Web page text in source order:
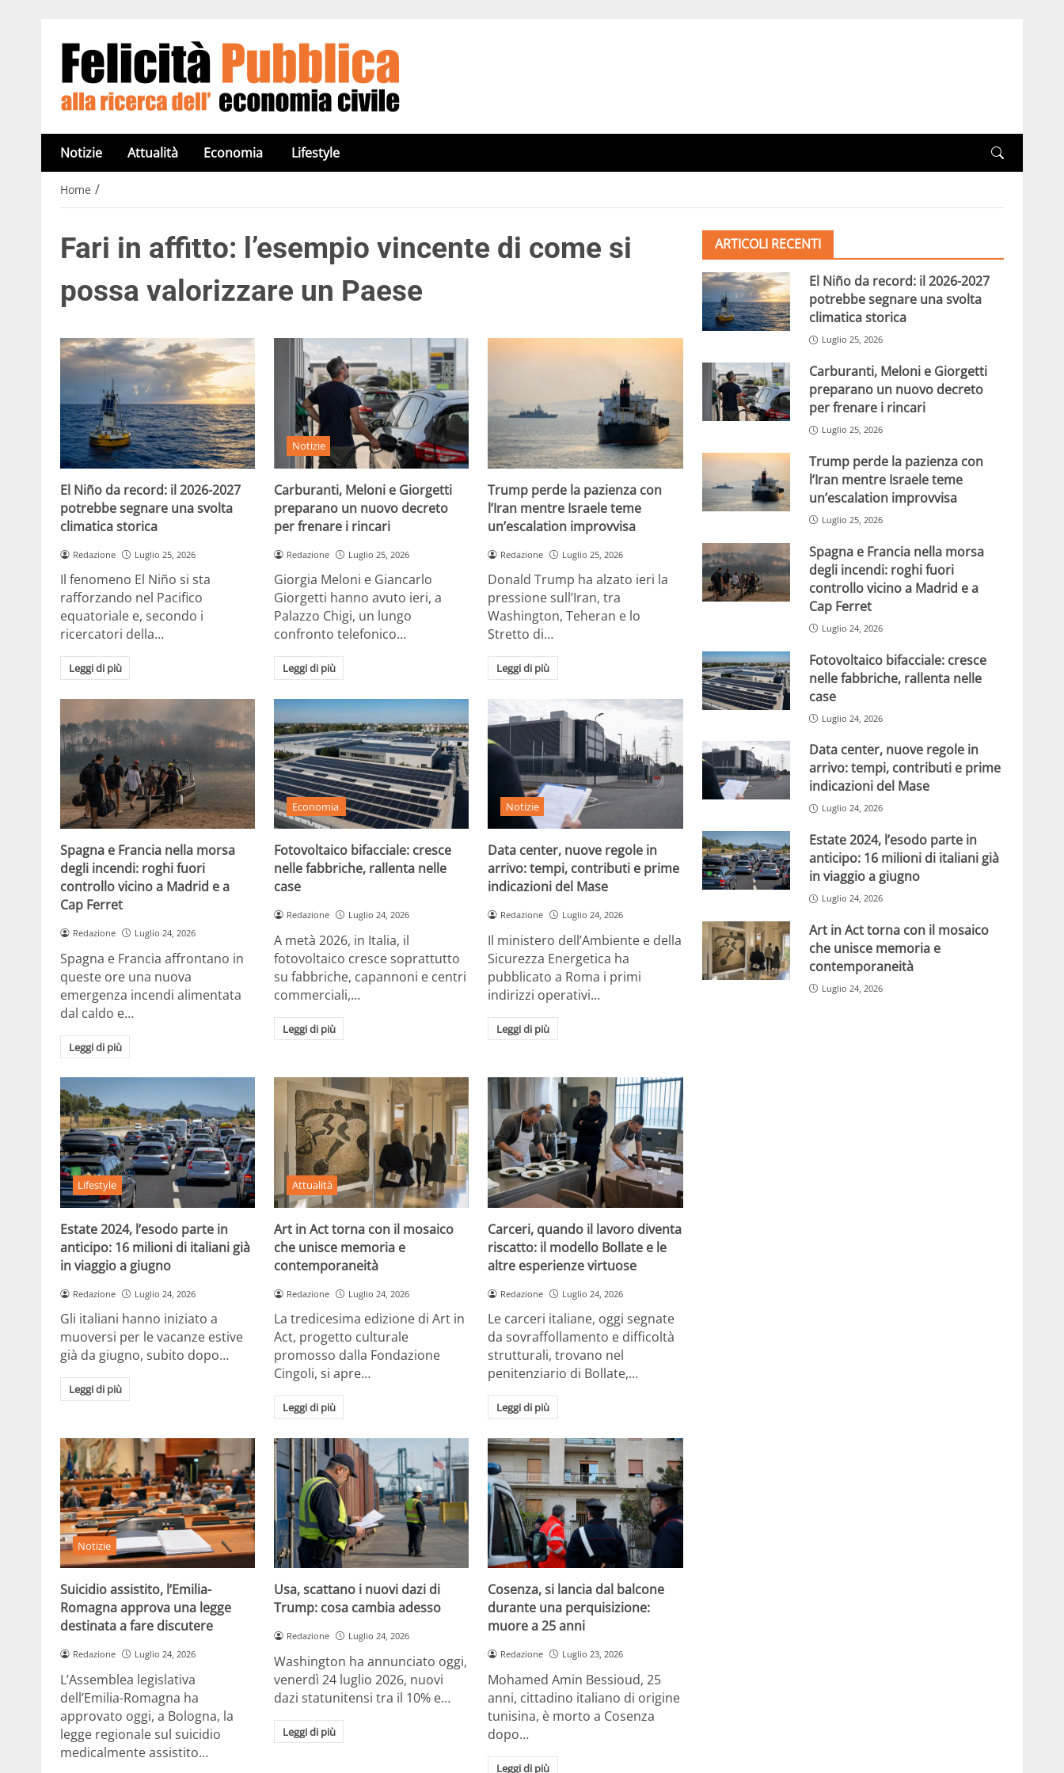
Notizie Attualità Economia Lifestyle
Home /
Fari in affitto: l’esempio vincente di come si
possa valorizzare un Paese
El Niño da record: il 2026-2027
potrebbe segnare una svolta
climatica storica
Redazione Luglio 25, 2026
Il fenomeno El Niño si sta
rafforzando nel Pacifico
equatoriale e, secondo i
ricercatori della…
Leggi di più
Notizie
Carburanti, Meloni e Giorgetti
preparano un nuovo decreto
per frenare i rincari
Redazione Luglio 25, 2026
Giorgia Meloni e Giancarlo
Giorgetti hanno avuto ieri, a
Palazzo Chigi, un lungo
confronto telefonico…
Leggi di più
Trump perde la pazienza con
l’Iran mentre Israele teme
un’escalation improvvisa
Redazione Luglio 25, 2026
Donald Trump ha alzato ieri la
pressione sull’Iran, tra
Washington, Teheran e lo
Stretto di…
Leggi di più
Spagna e Francia nella morsa
degli incendi: roghi fuori
controllo vicino a Madrid e a
Cap Ferret
Redazione Luglio 24, 2026
Spagna e Francia affrontano in
queste ore una nuova
emergenza incendi alimentata
dal caldo e…
Leggi di più
Economia
Fotovoltaico bifacciale: cresce
nelle fabbriche, rallenta nelle
case
Redazione Luglio 24, 2026
A metà 2026, in Italia, il
fotovoltaico cresce soprattutto
su fabbriche, capannoni e centri
commerciali,…
Leggi di più
Notizie
Data center, nuove regole in
arrivo: tempi, contributi e prime
indicazioni del Mase
Redazione Luglio 24, 2026
Il ministero dell’Ambiente e della
Sicurezza Energetica ha
pubblicato a Roma i primi
indirizzi operativi…
Leggi di più
Lifestyle
Estate 2024, l’esodo parte in
anticipo: 16 milioni di italiani già
in viaggio a giugno
Redazione Luglio 24, 2026
Gli italiani hanno iniziato a
muoversi per le vacanze estive
già da giugno, subito dopo…
Leggi di più
Attualità
Art in Act torna con il mosaico
che unisce memoria e
contemporaneità
Redazione Luglio 24, 2026
La tredicesima edizione di Art in
Act, progetto culturale
promosso dalla Fondazione
Cingoli, si apre…
Leggi di più
Carceri, quando il lavoro diventa
riscatto: il modello Bollate e le
altre esperienze virtuose
Redazione Luglio 24, 2026
Le carceri italiane, oggi segnate
da sovraffollamento e difficoltà
strutturali, trovano nel
penitenziario di Bollate,…
Leggi di più
Notizie
Suicidio assistito, l’Emilia-
Romagna approva una legge
destinata a fare discutere
Redazione Luglio 24, 2026
L’Assemblea legislativa
dell’Emilia-Romagna ha
approvato oggi, a Bologna, la
legge regionale sul suicidio
medicalmente assistito…
Usa, scattano i nuovi dazi di
Trump: cosa cambia adesso
Redazione Luglio 24, 2026
Washington ha annunciato oggi,
venerdì 24 luglio 2026, nuovi
dazi statunitensi tra il 10% e…
Leggi di più
Cosenza, si lancia dal balcone
durante una perquisizione:
muore a 25 anni
Redazione Luglio 23, 2026
Mohamed Amin Bessioud, 25
anni, cittadino italiano di origine
tunisina, è morto a Cosenza
dopo…
Leggi di più
ARTICOLI RECENTI
El Niño da record: il 2026-2027
potrebbe segnare una svolta
climatica storica
Luglio 25, 2026
Carburanti, Meloni e Giorgetti
preparano un nuovo decreto
per frenare i rincari
Luglio 25, 2026
Trump perde la pazienza con
l’Iran mentre Israele teme
un’escalation improvvisa
Luglio 25, 2026
Spagna e Francia nella morsa
degli incendi: roghi fuori
controllo vicino a Madrid e a
Cap Ferret
Luglio 24, 2026
Fotovoltaico bifacciale: cresce
nelle fabbriche, rallenta nelle
case
Luglio 24, 2026
Data center, nuove regole in
arrivo: tempi, contributi e prime
indicazioni del Mase
Luglio 24, 2026
Estate 2024, l’esodo parte in
anticipo: 16 milioni di italiani già
in viaggio a giugno
Luglio 24, 2026
Art in Act torna con il mosaico
che unisce memoria e
contemporaneità
Luglio 24, 2026